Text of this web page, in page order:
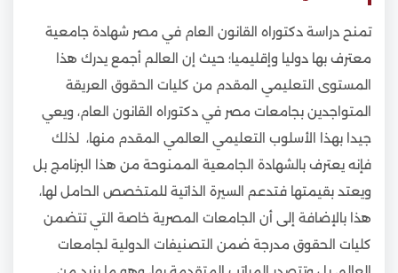
تمنح دراسة دكتوراه القانون العام في مصر شهادة جامعية
معترف بها دوليا وإقليميا؛ حيث إن العالم أجمع يدرك هذا
المستوى التعليمي المقدم من كليات الحقوق العريقة
المتواجدين بجامعات مصر في دكتوراه القانون العام، ويعي
جيدا بهذا الأسلوب التعليمي العالمي المقدم منها، لذلك
فإنه يعترف بالشهادة الجامعية الممنوحة من هذا البرنامج بل
ويعتد بقيمتها فتدعم السيرة الذاتية للمتخصص الحامل لها،
هذا بالإضافة إلى أن الجامعات المصرية خاصة التي تتضمن
كليات الحقوق مدرجة ضمن التصنيفات الدولية لجامعات